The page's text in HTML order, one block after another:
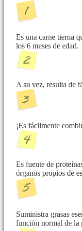
Es una carne tierna
los 6 meses de edad.
A su vez, resulta de
¡Es fácilmente
Es fuente de
órganos propios de
Suministra grasas
función normal de la